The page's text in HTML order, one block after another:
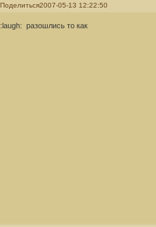
Поделиться2007-05-13 12:22:50
:laugh: разошлись то как